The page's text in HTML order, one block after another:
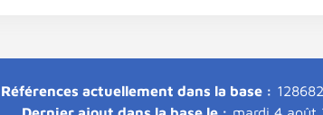
Références actuellement dans la base :